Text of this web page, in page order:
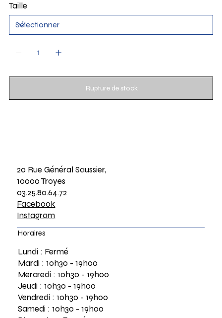
Taille
Rupture de stock
20 Rue Général Saussier,
10000 Troyes
03.25.80.64.72
Facebook
Instagram
Horaires
Lundi : Fermé
Mardi : 10h30 - 19h00
Mercredi : 10h30 - 19h00
Jeudi : 10h30 - 19h00
Vendredi : 10h30 - 19h00
Samedi : 10h30 - 19h00